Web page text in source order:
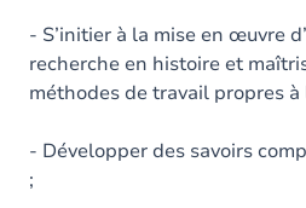
- S’initier à la mise en œuvre
recherche en histoire et
méthodes de travail propres
- Développer des savoirs
;